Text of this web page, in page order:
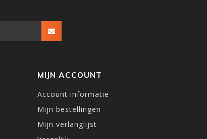
MIJN ACCOUNT
Account informatie
Mijn bestellingen
Mijn verlanglijst